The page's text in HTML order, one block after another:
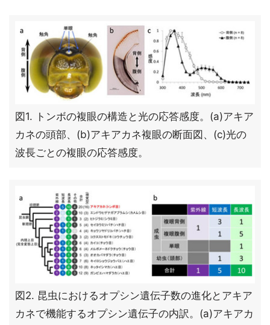
図1. トンボの複眼の構造と光の応答感度。(a)アキア
カネの頭部、(b)アキアカネ複眼の断面図、(c)光の
波長ごとの複眼の応答感度。
図2. 昆虫におけるオプシン遺伝子数の進化とアキア
カネで機能するオプシン遺伝子の内訳。(a)アキアカ